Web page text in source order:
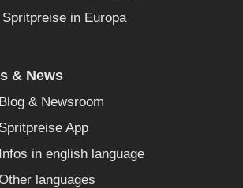
Spritpreise in Europa
& News
Blog & Newsroom
Spritpreise App
Infos in english language
languages